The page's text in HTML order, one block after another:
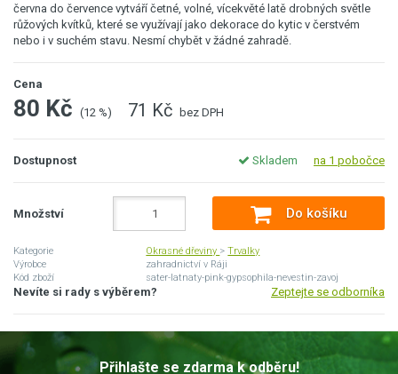
června do července vytváří četné, volné, vícekvěté latě drobných světle
růžových kvítků, které se využívají jako dekorace do kytic v čerstvém
nebo i v suchém stavu. Nesmí chybět v žádné zahradě.
Cena
80 Kč (12 %) 71 Kč bez DPH
Dostupnost Skladem na 1 pobočce
Množství Do košíku
Kategorie Okrasné dřeviny >Trvalky
Výrobce
zahradnictví v Ráji
Kód zboží
sater-latnaty-pink-gypsophila-nevestin-zavoj
Nevíte si rady s výběrem? Zeptejte se odborníka
Přihlašte se zdarma k odběru!